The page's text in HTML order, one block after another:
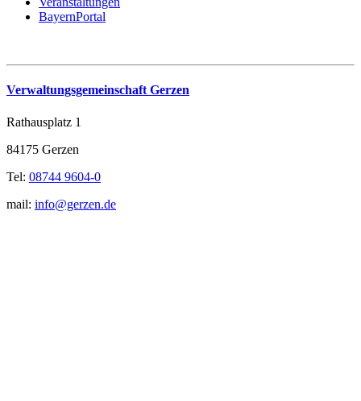
BayernPortal
Verwaltungsgemeinschaft Gerzen
Rathausplatz 1
84175 Gerzen
Tel: 08744 9604-0
mail: info@gerzen.de